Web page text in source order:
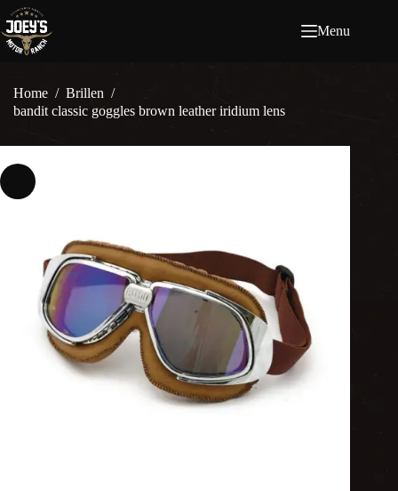
naar
de
inhoud
Menu
Home / Brillen /
bandit classic goggles brown leather iridium lens